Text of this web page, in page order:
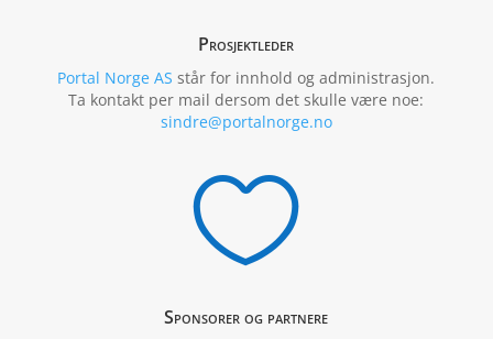
Prosjektleder
Portal Norge AS står for innhold og administrasjon.
Ta kontakt per mail dersom det skulle være noe:
sindre@portalnorge.no

Sponsorer og partnere